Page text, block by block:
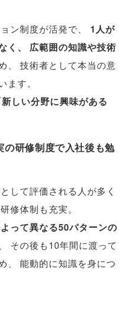
ン制度が活発で
1人が
く 、
広範囲の知識や技術
技術者として本当の意
ます。
新しい分野に興味がある
研修制度で入社後も勉
して評価される人が多く
研修体制も充実。
って異なる50パターンの
、
その後も10年間に渡って
、
能動的に知識を身につ